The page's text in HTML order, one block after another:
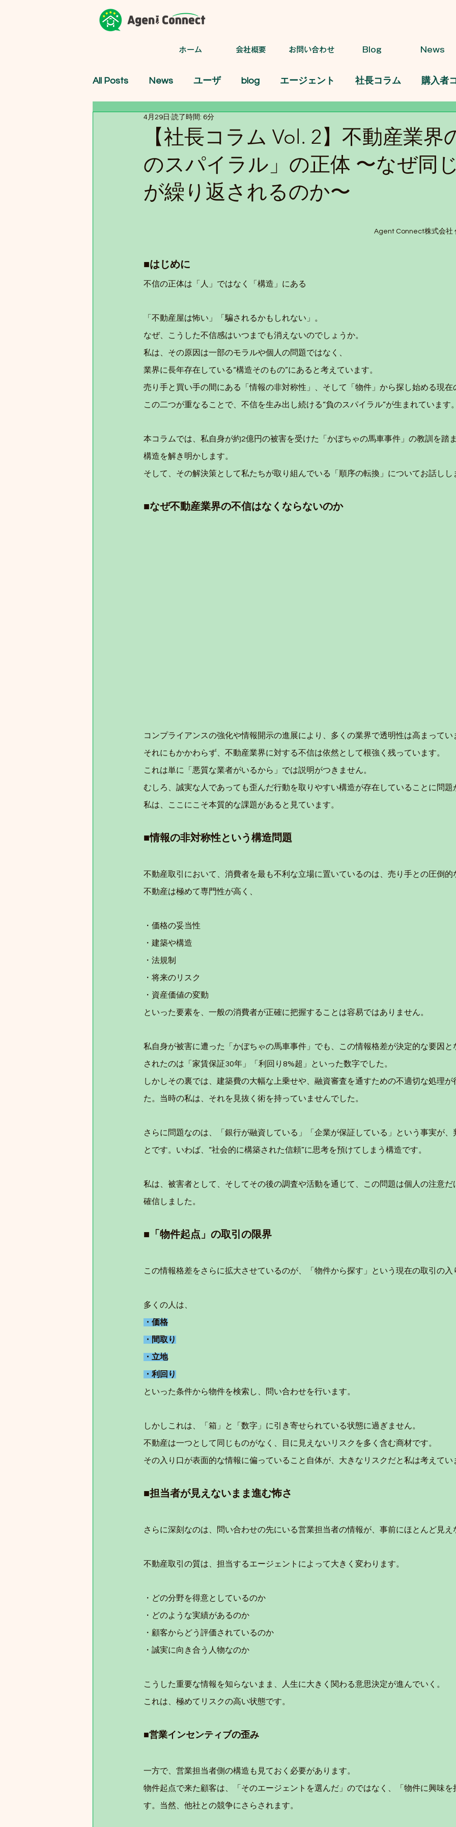
ホーム 会社概要 お問い合わせ Blog News
All Posts News ユーザ blog エージェント 社長コラム 購入者
【社長コラム Vol. 2】不動産業界
のスパイラル」の正体 〜なぜ同
が繰り返されるのか〜
4月29日 読了時間: 6分
Agent Connect株式会社
■はじめに
不信の正体は「人」ではなく「構造」にある
「不動産屋は怖い」「騙されるかもしれない」。
なぜ、こうした不信感はいつまでも消えないのでしょうか。
私は、その原因は一部のモラルや個人の問題ではなく、
業界に長年存在している“構造そのもの”にあると考えています。
売り手と買い手の間にある「情報の非対称性」、そして「物件」から探し始める現在
この二つが重なることで、不信を生み出し続ける“負のスパイラル”が生まれています
本コラムでは、私自身が約2億円の被害を受けた「かぼちゃの馬車事件」の教訓を踏
構造を解き明かします。
そして、その解決策として私たちが取り組んでいる「順序の転換」についてお話しし
■なぜ不動産業界の不信はなくならないのか
コンプライアンスの強化や情報開示の進展により、多くの業界で透明性は高まってい
それにもかかわらず、不動産業界に対する不信は依然として根強く残っています。
これは単に「悪質な業者がいるから」では説明がつきません。
むしろ、誠実な人であっても歪んだ行動を取りやすい構造が存在していることに問題
私は、ここにこそ本質的な課題があると見ています。
■情報の非対称性という構造問題
不動産取引において、消費者を最も不利な立場に置いているのは、売り手との圧倒的
不動産は極めて専門性が高く、
・価格の妥当性
・建築や構造
・法規制
・将来のリスク
・資産価値の変動
といった要素を、一般の消費者が正確に把握することは容易ではありません。
私自身が被害に遭った「かぼちゃの馬車事件」でも、この情報格差が決定的な要因と
されたのは「家賃保証30年」「利回り8%超」といった数字でした。
しかしその裏では、建築費の大幅な上乗せや、融資審査を通すための不適切な処理が
た。当時の私は、それを見抜く術を持っていませんでした。
さらに問題なのは、「銀行が融資している」「企業が保証している」という事実が、
とです。いわば、“社会的に構築された信頼”に思考を預けてしまう構造です。
私は、被害者として、そしてその後の調査や活動を通じて、この問題は個人の注意だ
確信しました。
■「物件起点」の取引の限界
この情報格差をさらに拡大させているのが、「物件から探す」という現在の取引の入
多くの人は、
・価格
・間取り
・立地
・利回り
といった条件から物件を検索し、問い合わせを行います。
しかしこれは、「箱」と「数字」に引き寄せられている状態に過ぎません。
不動産は一つとして同じものがなく、目に見えないリスクを多く含む商材です。
その入り口が表面的な情報に偏っていること自体が、大きなリスクだと私は考えてい
■担当者が見えないまま進む怖さ
さらに深刻なのは、問い合わせの先にいる営業担当者の情報が、事前にほとんど見え
不動産取引の質は、担当するエージェントによって大きく変わります。
・どの分野を得意としているのか
・どのような実績があるのか
・顧客からどう評価されているのか
・誠実に向き合う人物なのか
こうした重要な情報を知らないまま、人生に大きく関わる意思決定が進んでいく。
これは、極めてリスクの高い状態です。
■営業インセンティブの歪み
一方で、営業担当者側の構造も見ておく必要があります。
物件起点で来た顧客は、「そのエージェントを選んだ」のではなく、「物件に興味を
す。当然、他社との競争にさらされます。